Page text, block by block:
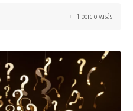
1 perc olvasás